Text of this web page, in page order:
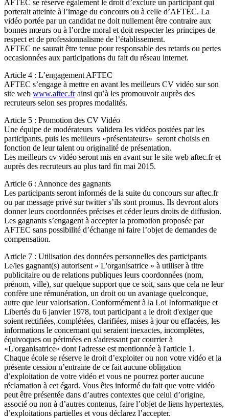
AFTEC se réserve également le droit d’exclure un participant qui
porterait atteinte à l’image du concours ou à celle d’AFTEC. La
vidéo portée par un candidat ne doit nullement être contraire aux
bonnes mœurs ou à l’ordre moral et doit respecter les principes de
respect et de professionnalisme de l’établissement.
AFTEC ne saurait être tenue pour responsable des retards ou pertes
occasionnées aux participations du fait du réseau internet.
Article 4 : L’engagement AFTEC
AFTEC s’engage à mettre en avant les meilleurs CV vidéo sur son
site web www.aftec.frainsi qu’à les promouvoir auprès des
recruteurs selon ses propres modalités.
Article 5 : Promotion des CV Vidéo
Une équipe de modérateurs validera les vidéos postées par les
participants, puis les meilleurs «présentateurs» seront choisis en
fonction de leur talent ou originalité de présentation.
Les meilleurs cv vidéo seront mis en avant sur le site web aftec.fr et
auprès des recruteurs au plus tard fin mai 2015.
Article 6 : Annonce des gagnants
Les participants seront informés de la suite du concours sur aftec.fr
ou par message privé sur twitter s’ils sont promus. Ils devront alors
donner leurs coordonnées précises et céder leurs droits de diffusion.
Les gagnants s’engagent à accepter la promotion proposée par
AFTEC sans possibilité d’échange ni faire l’objet de demandes de
compensation.
Article 7 : Utilisation des données personnelles des participants
Le/les gagnant(s) autorisent « L'organisatrice » à utiliser à titre
publicitaire ou de relations publiques leurs coordonnées (nom,
prénom, ville), sur quelque support que ce soit, sans que cela ne leur
confère une rémunération, un droit ou un avantage quelconque,
autre que leur valorisation. Conformément à la Loi Informatique et
Libertés du 6 janvier 1978, tout participant a le droit d'exiger que
soient rectifiées, complétées, clarifiées, mises à jour ou effacées, les
informations le concernant qui seraient inexactes, incomplètes,
équivoques ou périmées en s'adressant par courrier à
«L'organisatrice» dont l'adresse est mentionnée à l'article 1.
Chaque école se réserve le droit d’exploiter ou non votre vidéo et la
présente cession n’entraine de ce fait aucune obligation
d’exploitation de votre vidéo et vous ne pourrez porter aucune
réclamation à cet égard. Vous êtes informé du fait que votre vidéo
peut être présentée dans d’autres contextes que celui d’origine,
associé ou non à d’autres contenus, faire l’objet de liens hypertextes,
d’exploitations partielles et vous déclarez l’accepter.